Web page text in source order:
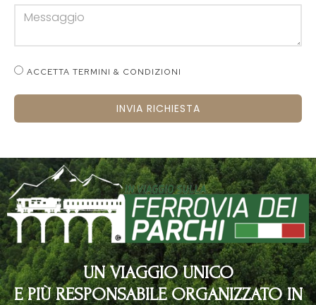
ACCETTA TERMINI & CONDIZIONI
INVIA RICHIESTA
UN VIAGGIO UNICO
E PIÙ RESPONSABILE ORGANIZZATO IN